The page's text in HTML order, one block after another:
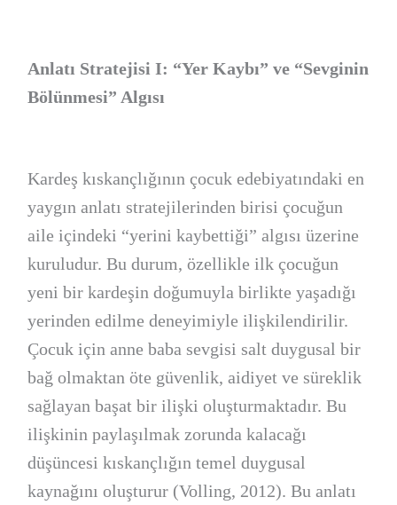
Anlatı Stratejisi I: “Yer Kaybı” ve “Sevginin
Bölünmesi” Algısı
Kardeş kıskançlığının çocuk edebiyatındaki en
yaygın anlatı stratejilerinden birisi çocuğun
aile içindeki “yerini kaybettiği” algısı üzerine
kuruludur. Bu durum, özellikle ilk çocuğun
yeni bir kardeşin doğumuyla birlikte yaşadığı
yerinden edilme deneyimiyle ilişkilendirilir.
Çocuk için anne baba sevgisi salt duygusal bir
bağ olmaktan öte güvenlik, aidiyet ve süreklik
sağlayan başat bir ilişki oluşturmaktadır. Bu
ilişkinin paylaşılmak zorunda kalacağı
düşüncesi kıskançlığın temel duygusal
kaynağını oluşturur (Volling, 2012). Bu anlatı